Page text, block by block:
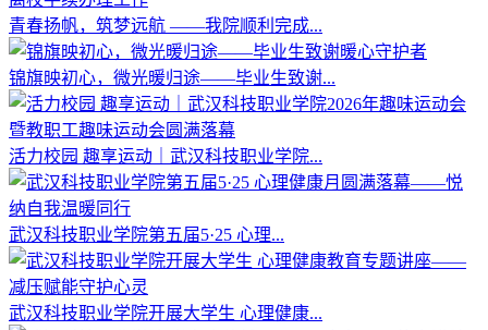
青春扬帆，筑梦远航 ——我院顺利完成...
锦旗映初心，微光暖归途——毕业生致谢...
活力校园 趣享运动｜武汉科技职业学院...
武汉科技职业学院第五届5·25 心理...
武汉科技职业学院开展大学生 心理健康...